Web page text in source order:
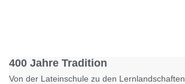
400 Jahre Tradition
Von der Lateinschule zu den Lernlandschaften